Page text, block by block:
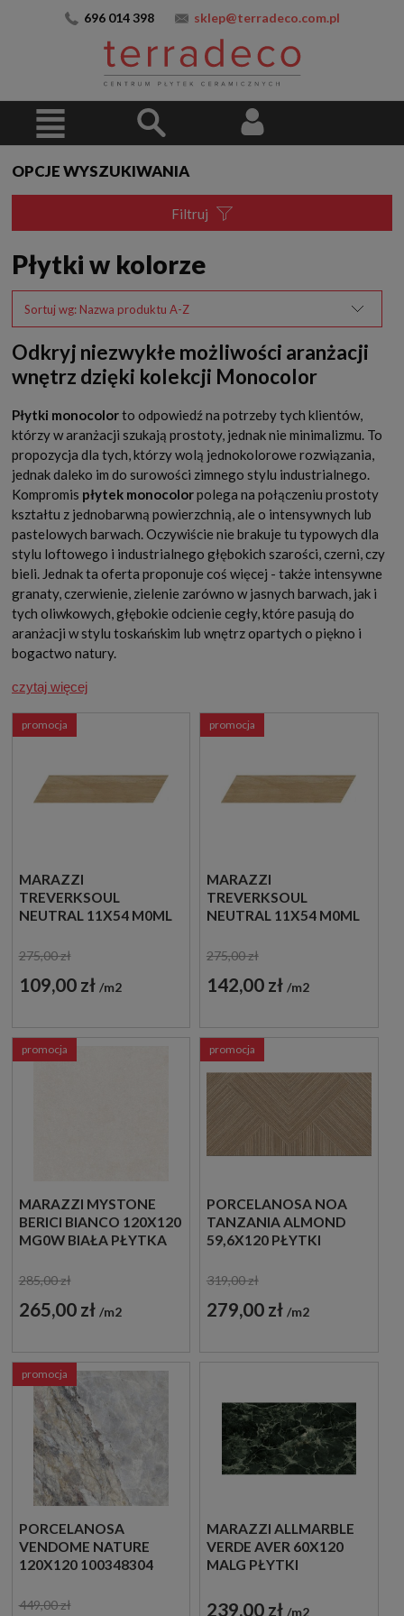
696 014 398 sklep@terradeco.com.pl
OPCJE WYSZUKIWANIA
Filtruj
Płytki w kolorze
Sortuj wg: Nazwa produktu A-Z
Odkryj niezwykłe możliwości aranżacji
wnętrz dzięki kolekcji Monocolor
Płytki monocolorto odpowiedź na potrzeby tych klientów,
którzy w aranżacji szukają prostoty, jednak nie minimalizmu. To
propozycja dla tych, którzy wolą jednokolorowe rozwiązania,
jednak daleko im do surowości zimnego stylu industrialnego.
Kompromis płytek monocolorpolega na połączeniu prostoty
kształtu z jednobarwną powierzchnią, ale o intensywnych lub
pastelowych barwach. Oczywiście nie brakuje tu typowych dla
stylu loftowego i industrialnego głębokich szarości, czerni, czy
bieli. Jednak ta oferta proponuje coś więcej - także intensywne
granaty, czerwienie, zielenie zarówno w jasnych barwach, jak i
tych oliwkowych, głębokie odcienie cegły, które pasują do
aranżacji w stylu toskańskim lub wnętrz opartych o piękno i
bogactwo natury.
czytaj więcej
MARAZZI
TREVERKSOUL
NEUTRAL 11X54 M0ML
275,00 zł
109,00 zł m2
promocja
MARAZZI
TREVERKSOUL
NEUTRAL 11X54 M0ML
DREWNOPODOBNE
275,00 zł
142,00 zł m2
promocja
MARAZZI MYSTONE
BERICI BIANCO 120X120
MG0W BIAŁA PŁYTKA
285,00 zł
265,00 zł m2
promocja
PORCELANOSA NOA
TANZANIA ALMOND
59,6X120 PŁYTKI
DREWNO
319,00 zł
279,00 zł m2
promocja
PORCELANOSA
VENDOME NATURE
120X120 100348304
MARMUROPODOBNE
449,00 zł
promocja
MARAZZI ALLMARBLE
VERDE AVER 60X120
MALG PŁYTKI
GRESOWE
239,00 zł m2